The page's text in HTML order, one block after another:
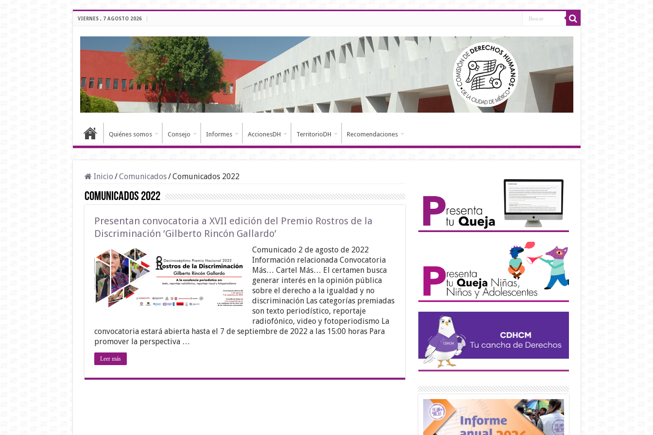
VIERNES , 7 AGOSTO 2026
Quiénes somos Consejo Informes AccionesDH TerritorioDH Recomendaciones
Inicio /Comunicados/Comunicados 2022
Comunicados 2022
Presentan convocatoria a XVII edición del Premio Rostros de la
Discriminación ‘Gilberto Rincón Gallardo’
Comunicado 2 de agosto de 2022
Información relacionada Convocatoria
Más… Cartel Más… El certamen busca
generar interés en la opinión pública
sobre el derecho a la igualdad y no
discriminación Las categorías premiadas
son texto periodístico, reportaje
radiofónico, video y fotoperiodismo La
convocatoria estará abierta hasta el 7 de septiembre de 2022 a las 15:00 horas Para
promover la perspectiva …
Leer más